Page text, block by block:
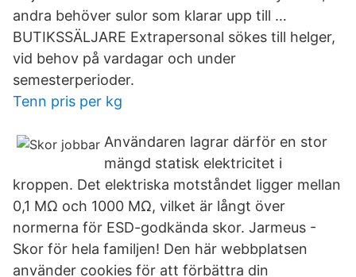
andra behöver sulor som klarar upp till …
BUTIKSSÄLJARE Extrapersonal sökes till helger,
vid behov på vardagar och under
semesterperioder.
Tenn pris per kg
Användaren lagrar därför en stor
mängd statisk elektricitet i
kroppen. Det elektriska motståndet ligger mellan
0,1 MΩ och 1000 MΩ, vilket är långt över
normerna för ESD-godkända skor. Jarmeus -
Skor för hela familjen! Den här webbplatsen
använder cookies för att förbättra din